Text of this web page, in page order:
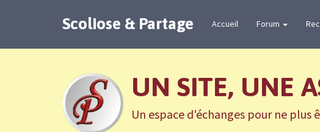
Scoliose & Partage Accueil Forum
UN SITE, UNE
Un espace d'échanges pour ne plus